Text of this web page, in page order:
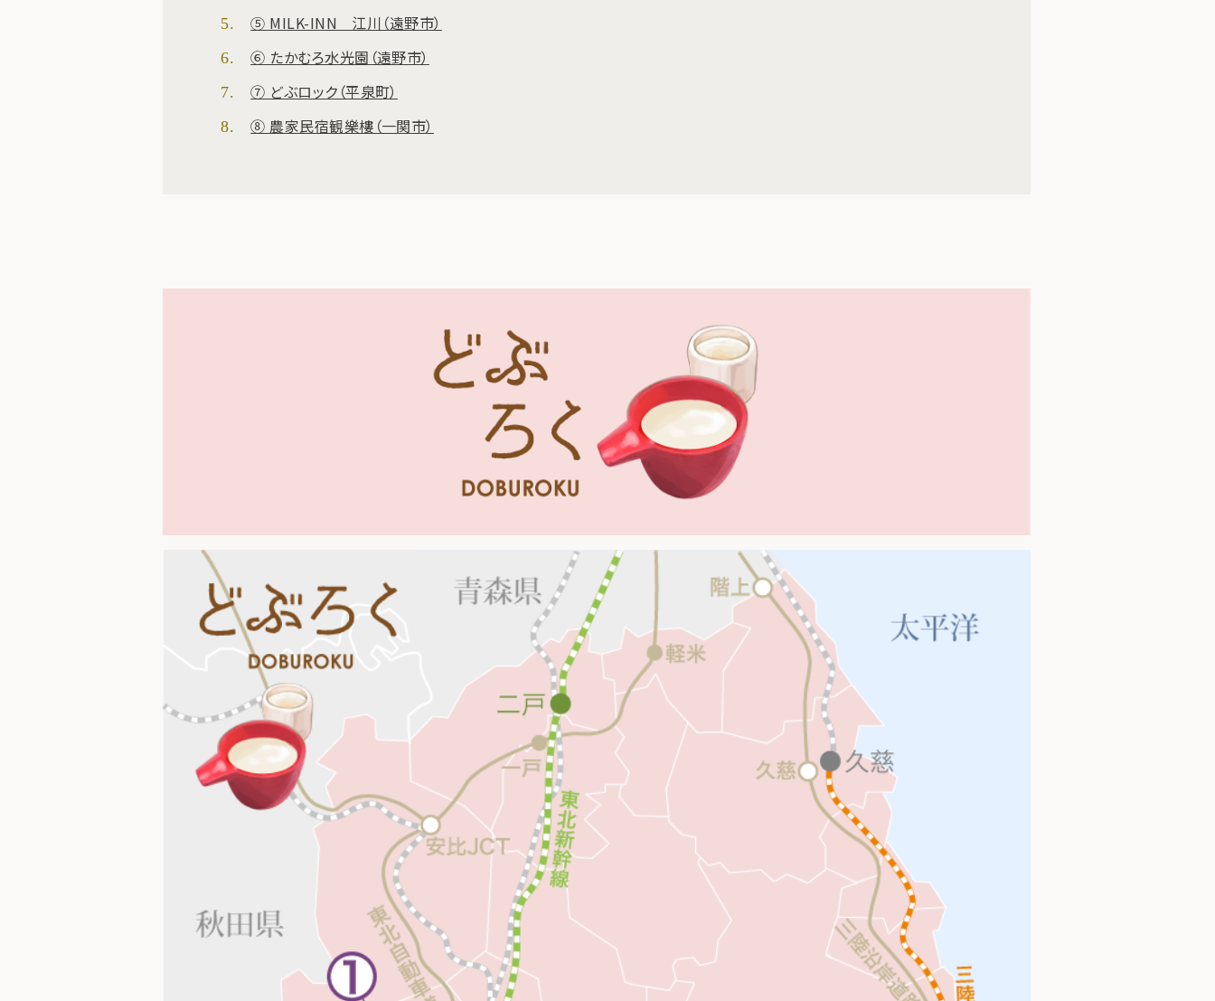
⑤ MILK-INN 江川（遠野市）
⑥ たかむろ水光園（遠野市）
⑦ どぶロック（平泉町）
⑧ 農家民宿観樂樓（一関市）